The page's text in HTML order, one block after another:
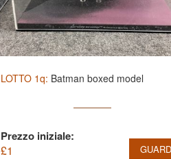
LOTTO 1q: Batman boxed model
Prezzo iniziale:
£1